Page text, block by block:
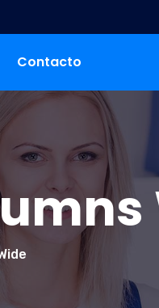
Contacto